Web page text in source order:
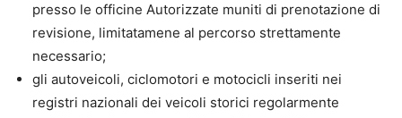
presso le officine Autorizzate muniti di prenotazione di
revisione, limitatamene al percorso strettamente
necessario;
gli autoveicoli, ciclomotori e motocicli inseriti nei
registri nazionali dei veicoli storici regolarmente